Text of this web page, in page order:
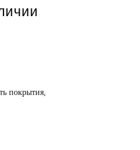
покрытия,